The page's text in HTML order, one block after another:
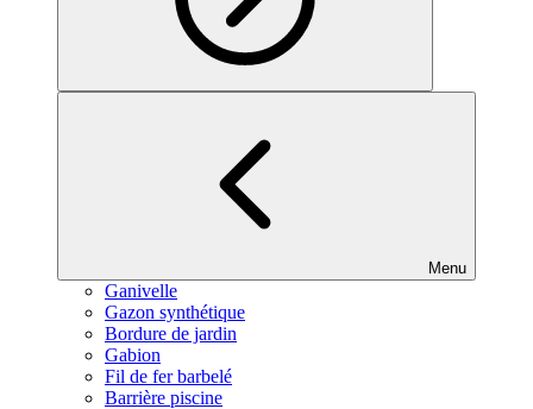
Menu
Ganivelle
Gazon synthétique
Bordure de jardin
Gabion
Fil de fer barbelé
Barrière piscine